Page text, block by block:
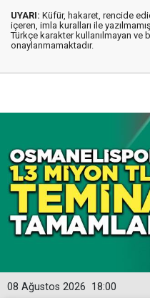
UYARI: Küfür, hakaret, rencide
içeren, imla kuralları ile yazılmamış,
Türkçe karakter kullanılmayan ve
onaylanmamaktadır.
18:00
08 Ağustos 2026